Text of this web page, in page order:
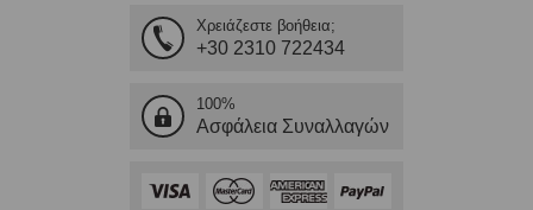
Χρειάζεστε βοήθεια;
+30 2310 722434
100%
Ασφάλεια Συναλλαγών